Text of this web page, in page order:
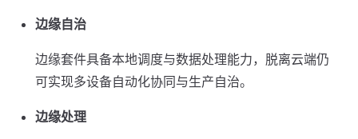
边缘自治
边缘套件具备本地调度与数据处理能力，脱离云端仍
可实现多设备自动化协同与生产自治。
边缘处理